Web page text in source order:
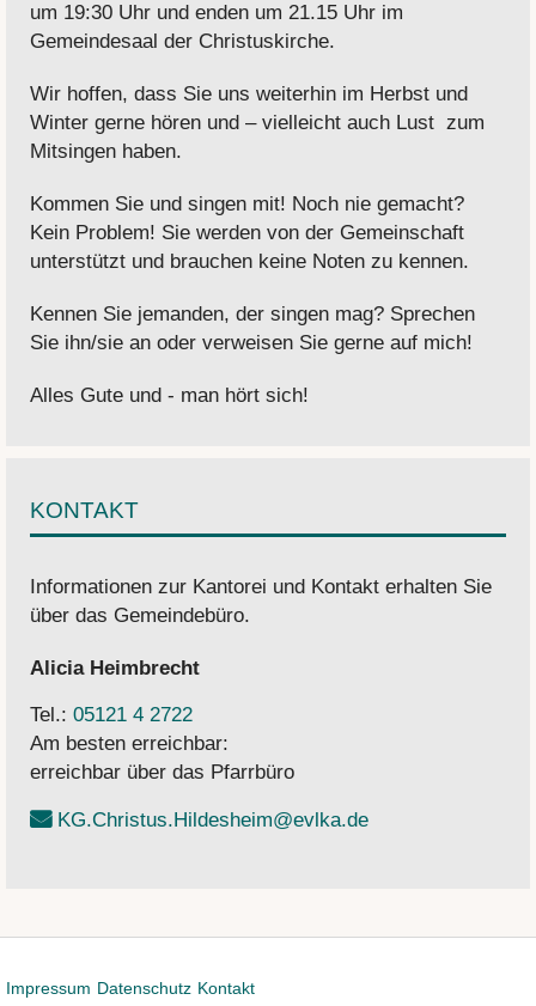
um 19:30 Uhr und enden um 21.15 Uhr im
Gemeindesaal der Christuskirche.
Wir hoffen, dass Sie uns weiterhin im Herbst und
Winter gerne hören und – vielleicht auch Lust zum
Mitsingen haben.
Kommen Sie und singen mit! Noch nie gemacht?
Kein Problem! Sie werden von der Gemeinschaft
unterstützt und brauchen keine Noten zu kennen.
Kennen Sie jemanden, der singen mag? Sprechen
Sie ihn/sie an oder verweisen Sie gerne auf mich!
Alles Gute und - man hört sich!
KONTAKT
Informationen zur Kantorei und Kontakt erhalten Sie
über das Gemeindebüro.
Alicia Heimbrecht
Tel.: 05121 4 2722
Am besten erreichbar:
erreichbar über das Pfarrbüro
KG.Christus.Hildesheim@evlka.de
Impressum Datenschutz Kontakt